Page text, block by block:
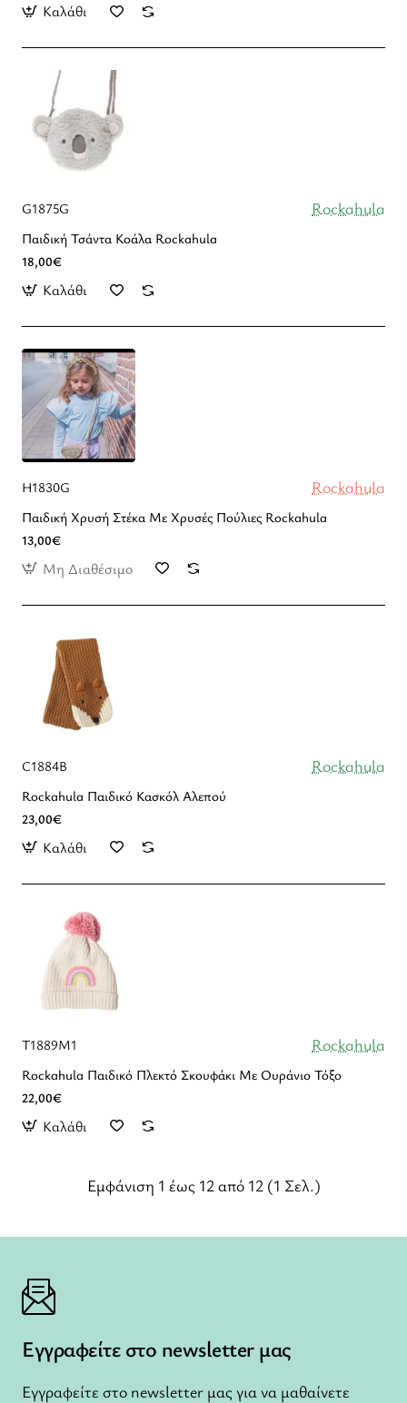
Καλάθι
G1875G Rockahula
Παιδική Τσάντα Κοάλα Rockahula
18,00€
Καλάθι
H1830G Rockahula
Παιδική Χρυσή Στέκα Με Χρυσές Πούλιες Rockahula
13,00€
Μη Διαθέσιμο
C1884B Rockahula
Rockahula Παιδικό Κασκόλ Αλεπού
23,00€
Καλάθι
T1889M1 Rockahula
Rockahula Παιδικό Πλεκτό Σκουφάκι Με Ουράνιο Τόξο
22,00€
Καλάθι
Εμφάνιση 1 έως 12 από 12 (1 Σελ.)
Εγγραφείτε στο newsletter μας
Εγγραφείτε στο newsletter μας για να μαθαίνετε